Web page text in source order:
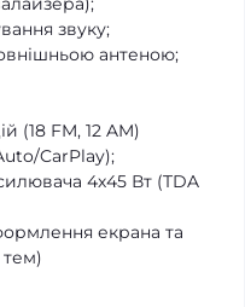
звуку;
антеною;
(18 FM, 12 AM)
CarPlay);
4х45 Вт (TDA
екрана та
тем)